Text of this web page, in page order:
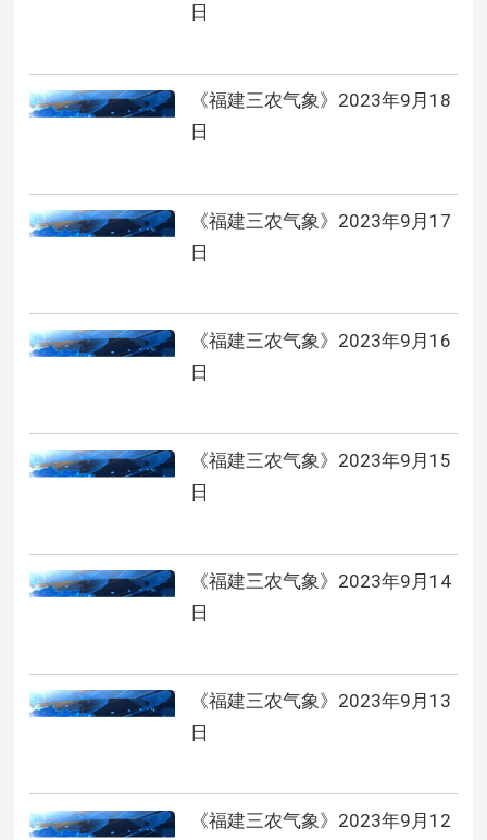
日
《福建三农气象》2023年9月18
日
《福建三农气象》2023年9月17
日
《福建三农气象》2023年9月16
日
《福建三农气象》2023年9月15
日
《福建三农气象》2023年9月14
日
《福建三农气象》2023年9月13
日
《福建三农气象》2023年9月12